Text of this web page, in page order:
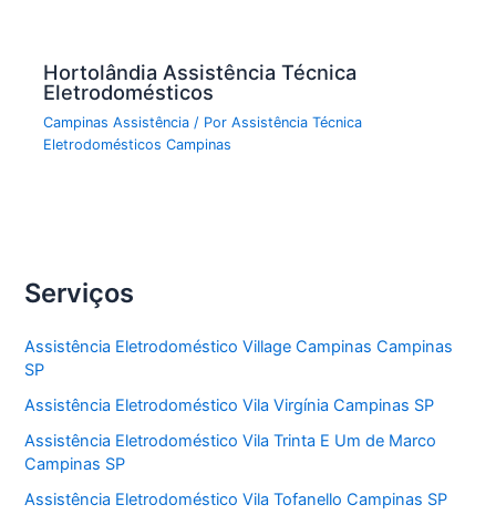
Hortolândia Assistência Técnica
Eletrodomésticos
Campinas Assistência / PorAssistência Técnica
Eletrodomésticos Campinas
Serviços
Assistência Eletrodoméstico Village Campinas Campinas
SP
Assistência Eletrodoméstico Vila Virgínia Campinas SP
Assistência Eletrodoméstico Vila Trinta E Um de Marco
Campinas SP
Assistência Eletrodoméstico Vila Tofanello Campinas SP